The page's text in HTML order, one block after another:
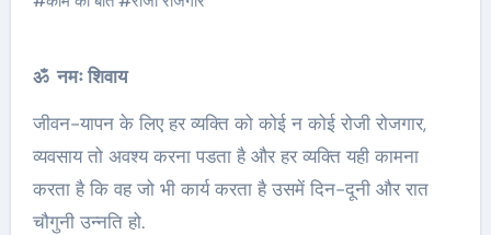
ॐ नमः शिवाय
जीवन-यापन के लिए हर व्यक्ति को कोई न कोई रोजी रोजगार,
व्यवसाय तो अवश्य करना पडता है और हर व्यक्ति यही कामना
करता है कि वह जो भी कार्य करता है उसमें दिन-दूनी और रात
चौगुनी उन्नति हो.